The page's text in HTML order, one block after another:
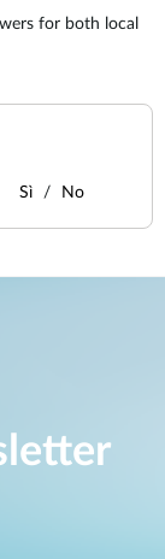
for both local
Sì No